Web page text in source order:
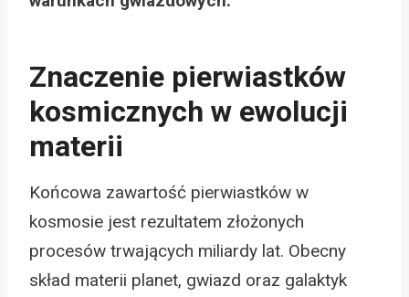
Znaczenie pierwiastków
kosmicznych w ewolucji
materii
Końcowa zawartość pierwiastków w
kosmosie jest rezultatem złożonych
procesów trwających miliardy lat. Obecny
skład materii planet, gwiazd oraz galaktyk